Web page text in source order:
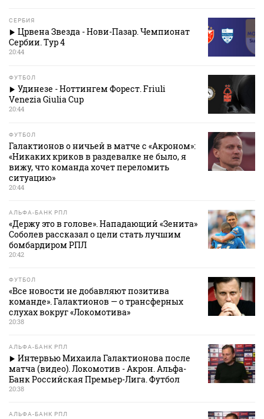
СЕРБИЯ
Црвена Звезда - Нови-Пазар. Чемпионат
Сербии. Тур 4
20:44
ФУТБОЛ
Удинезе - Ноттингем Форест. Friuli
Venezia Giulia Cup
20:44
ФУТБОЛ
Галактионов о ничьей в матче с «Акроном»:
«Никаких криков в раздевалке не было, я
вижу, что команда хочет переломить
ситуацию»
20:44
АЛЬФА-БАНК РПЛ
«Держу это в голове». Нападающий «Зенита»
Соболев рассказал о цели стать лучшим
бомбардиром РПЛ
20:42
ФУТБОЛ
«Все новости не добавляют позитива
команде». Галактионов — о трансферных
слухах вокруг «Локомотива»
20:38
АЛЬФА-БАНК РПЛ
Интервью Михаила Галактионова после
матча (видео). Локомотив - Акрон. Альфа-
Банк Российская Премьер-Лига. Футбол
20:38
АЛЬФА-БАНК РПЛ